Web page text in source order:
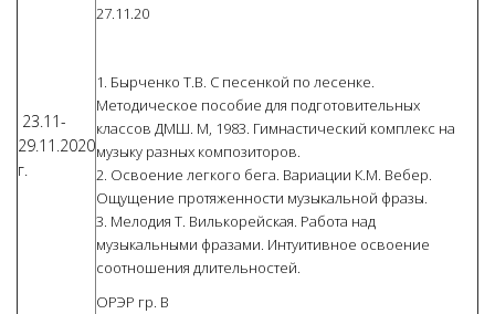
23.11-
29.11.2020
г.
27.11.20
1. Бырченко Т.В. С песенкой по лесенке.
Методическое пособие для подготовительных
классов ДМШ. М, 1983. Гимнастический комплекс на
музыку разных композиторов.
2. Освоение легкого бега. Вариации К.М. Вебер.
Ощущение протяженности музыкальной фразы.
3. Мелодия Т. Вилькорейская. Работа над
музыкальными фразами. Интуитивное освоение
соотношения длительностей.
ОРЭР гр. В